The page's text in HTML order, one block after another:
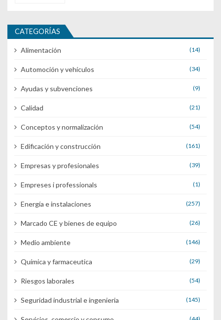
CATEGORÍAS
Alimentación (14)
Automoción y vehículos (34)
Ayudas y subvenciones (9)
Calidad (21)
Conceptos y normalización (54)
Edificación y construcción (161)
Empresas y profesionales (39)
Empreses i professionals (1)
Energía e instalaciones (257)
Marcado CE y bienes de equipo (26)
Medio ambiente (146)
Química y farmaceutica (29)
Riesgos laborales (54)
Seguridad industrial e ingenieria (145)
(44)